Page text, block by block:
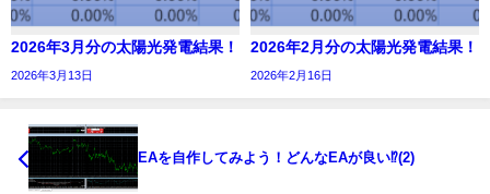
2026年3月分の太陽光発電結果！
2026年3月13日
2026年2月分の太陽光発電結果！
2026年2月16日
EAを自作してみよう！どんなEAが良い⁉(2)